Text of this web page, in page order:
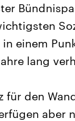
einem
lang
für den
aber